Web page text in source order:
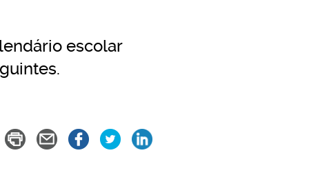
escolar